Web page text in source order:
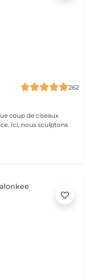
262
coup de ciseaux
Ici, nous sculptons